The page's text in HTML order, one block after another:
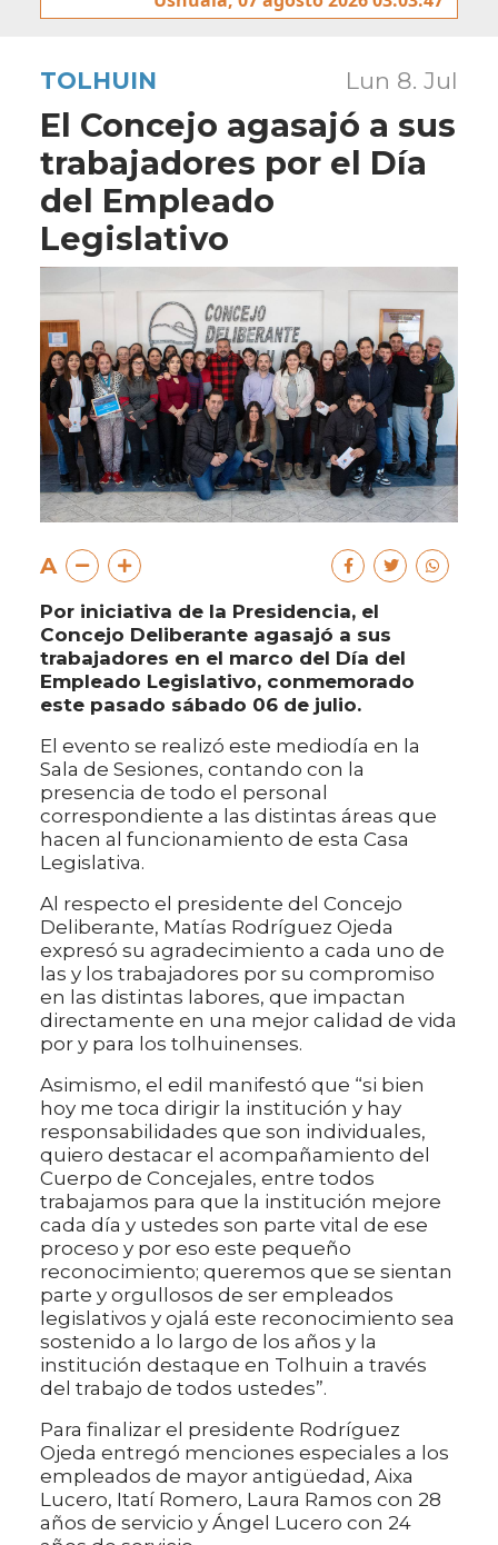
TOLHUIN Lun 8. Jul
El Concejo agasajó a sus
trabajadores por el Día
del Empleado
Legislativo
A
Por iniciativa de la Presidencia, el
Concejo Deliberante agasajó a sus
trabajadores en el marco del Día del
Empleado Legislativo, conmemorado
este pasado sábado 06 de julio.
El evento se realizó este mediodía en la
Sala de Sesiones, contando con la
presencia de todo el personal
correspondiente a las distintas áreas que
hacen al funcionamiento de esta Casa
Legislativa.
Al respecto el presidente del Concejo
Deliberante, Matías Rodríguez Ojeda
expresó su agradecimiento a cada uno de
las y los trabajadores por su compromiso
en las distintas labores, que impactan
directamente en una mejor calidad de vida
por y para los tolhuinenses.
Asimismo, el edil manifestó que “si bien
hoy me toca dirigir la institución y hay
responsabilidades que son individuales,
quiero destacar el acompañamiento del
Cuerpo de Concejales, entre todos
trabajamos para que la institución mejore
cada día y ustedes son parte vital de ese
proceso y por eso este pequeño
reconocimiento; queremos que se sientan
parte y orgullosos de ser empleados
legislativos y ojalá este reconocimiento sea
sostenido a lo largo de los años y la
institución destaque en Tolhuin a través
del trabajo de todos ustedes”.
Para finalizar el presidente Rodríguez
Ojeda entregó menciones especiales a los
empleados de mayor antigüedad, Aixa
Lucero, Itatí Romero, Laura Ramos con 28
años de servicio y Ángel Lucero con 24